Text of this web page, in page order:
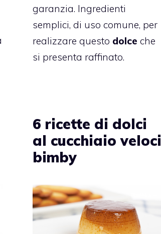
garanzia. Ingredienti
semplici, di uso comune, per
realizzare questo dolce che
si presenta raffinato.
6 ricette di dolci
al cucchiaio veloci
bimby